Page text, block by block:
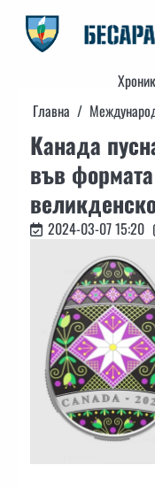
content
Главна
Канада
във
2024-03-07 15:20